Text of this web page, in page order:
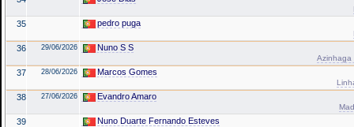
35 pedro puga
36 29/06/2026 Nuno S S
Azinhaga
37 28/06/2026 Marcos Gomes
38 27/06/2026 Evandro Amaro
39 Nuno Duarte Fernando Esteves